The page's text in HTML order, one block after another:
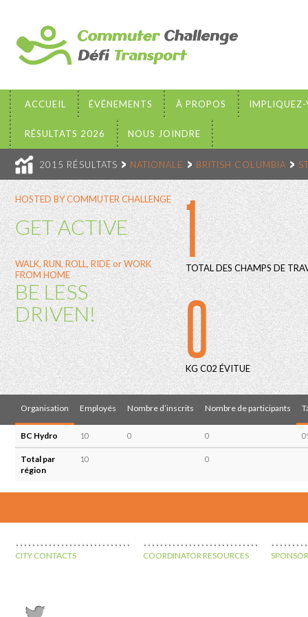
ACCUEIL ÉVÉNEMENTS À PROPOS IMPLIQUEZ-
RÉSULTATS 2026 NOUS JOINDRE
2015 RÉSULTATS NATIONALE BRITISH COLUMBIA
HOSTED BY COMMUTER CHALLENGE
GET ACTIVE
WALK, RUN, ROLL, RIDE or WORK
FROM HOME
BE LESS
DRIVEN!
1
TOTAL DES CHAMPS DE
0
KG C02 ÉVITUE
Organisation Employés Nombre d’inscrits Nombre de participants
BC Hydro 10 0 0
Total par
région
10 0
CITY CONTACTS COORDINATOR RESOURCES